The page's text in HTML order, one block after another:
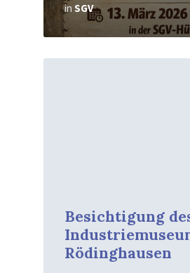
in SGV
Besichtigung
Rödinghausen
Mehr